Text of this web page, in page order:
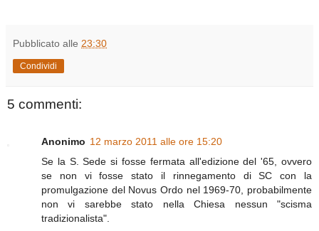
Pubblicato alle 23:30
Condividi
5 commenti:
Anonimo 12 marzo 2011 alle ore 15:20
Se la S. Sede si fosse fermata all'edizione del '65, ovvero
se non vi fosse stato il rinnegamento di SC con la
promulgazione del Novus Ordo nel 1969-70, probabilmente
non vi sarebbe stato nella Chiesa nessun "scisma
tradizionalista".